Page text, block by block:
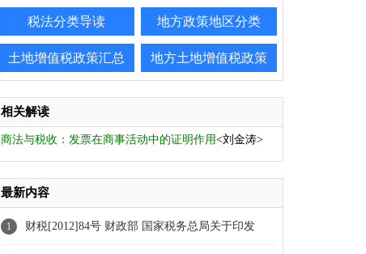
税法分类导读 地方政策地区分类
土地增值税政策汇总 地方土地增值税政策
相关解读
商法与税收：发票在商事活动中的证明作用<刘金涛>
最新内容
1 财税[2012]84号 财政部 国家税务总局关于印发